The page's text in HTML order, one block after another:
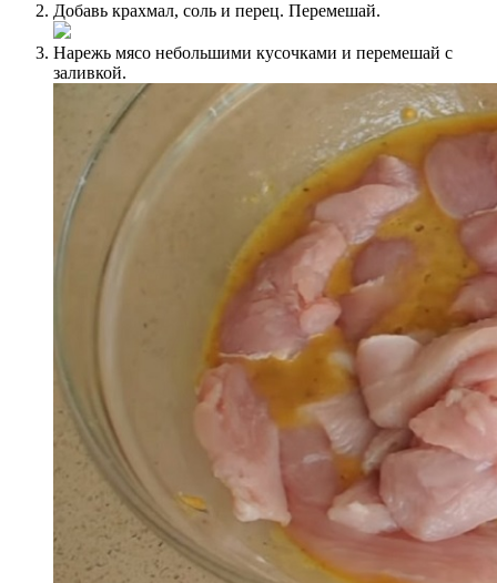
Добавь крахмал, соль и перец. Перемешай.
Нарежь мясо небольшими кусочками и перемешай с
заливкой.